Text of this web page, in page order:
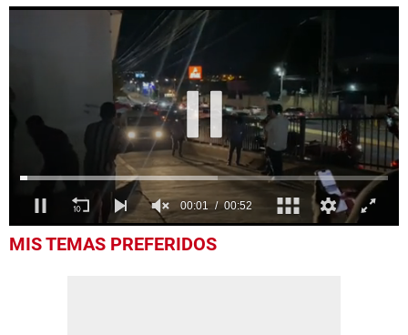
seconds
MIS TEMAS PREFERIDOS